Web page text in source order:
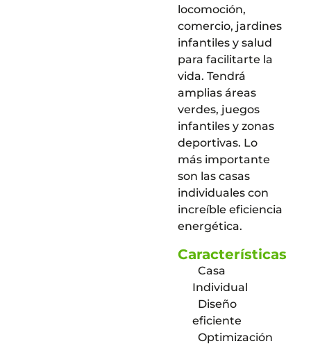
locomoción,
comercio, jardines
infantiles y salud
para facilitarte la
vida. Tendrá
amplias áreas
verdes, juegos
infantiles y zonas
deportivas. Lo
más importante
son las casas
individuales con
increíble eficiencia
energética.
Características
Casa
Individual
Diseño
eficiente
Optimización